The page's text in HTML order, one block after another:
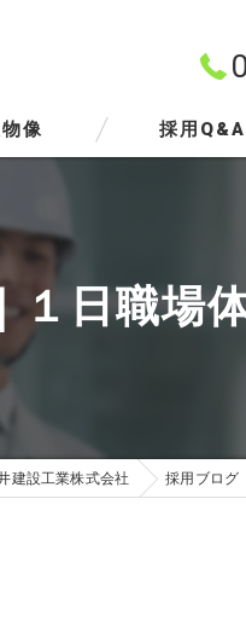
像 採用Q&A
１日職場
建設工業株式会社 採用ブログ